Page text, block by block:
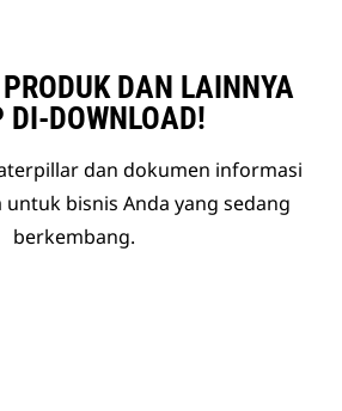
DAN LAINNYA
DI-DOWNLOAD!
dan dokumen informasi
bisnis Anda yang sedang
berkembang.